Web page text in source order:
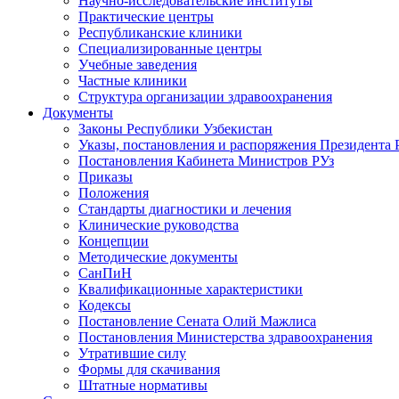
Практические центры
Республиканские клиники
Специализированные центры
Учебные заведения
Частные клиники
Структура организации здравоохранения
Документы
Законы Республики Узбекистан
Указы, постановления и распоряжения Президента
Постановления Кабинета Министров РУз
Приказы
Положения
Стандарты диагностики и лечения
Клинические руководства
Концепции
Методические документы
СанПиН
Квалификационные характеристики
Кодексы
Постановление Сената Олий Мажлиса
Постановления Министерства здравоохранения
Утратившие силу
Формы для скачивания
Штатные нормативы